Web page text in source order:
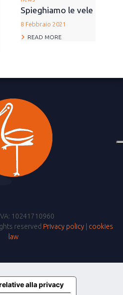
Spieghiamo le vele
8 Febbraio 2021
READ MORE
10241710960
reserved Privacy policy| cookies
law
alla privacy